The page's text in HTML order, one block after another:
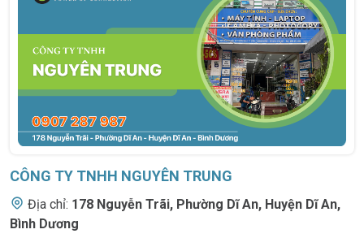
CÔNG TY TNHH NGUYÊN TRUNG
Địa chỉ: 178 Nguyễn Trãi, Phường Dĩ An, Huyện Dĩ An,
Bình Dương